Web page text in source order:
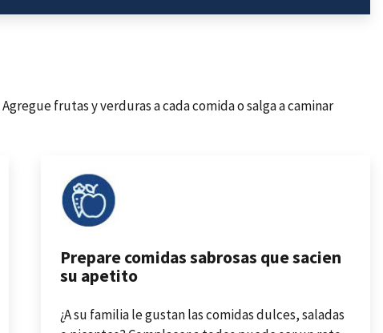
frutas y verduras a cada comida o salga a caminar
Prepare comidas sabrosas que sacien
su apetito
¿A su familia le gustan las comidas dulces, saladas